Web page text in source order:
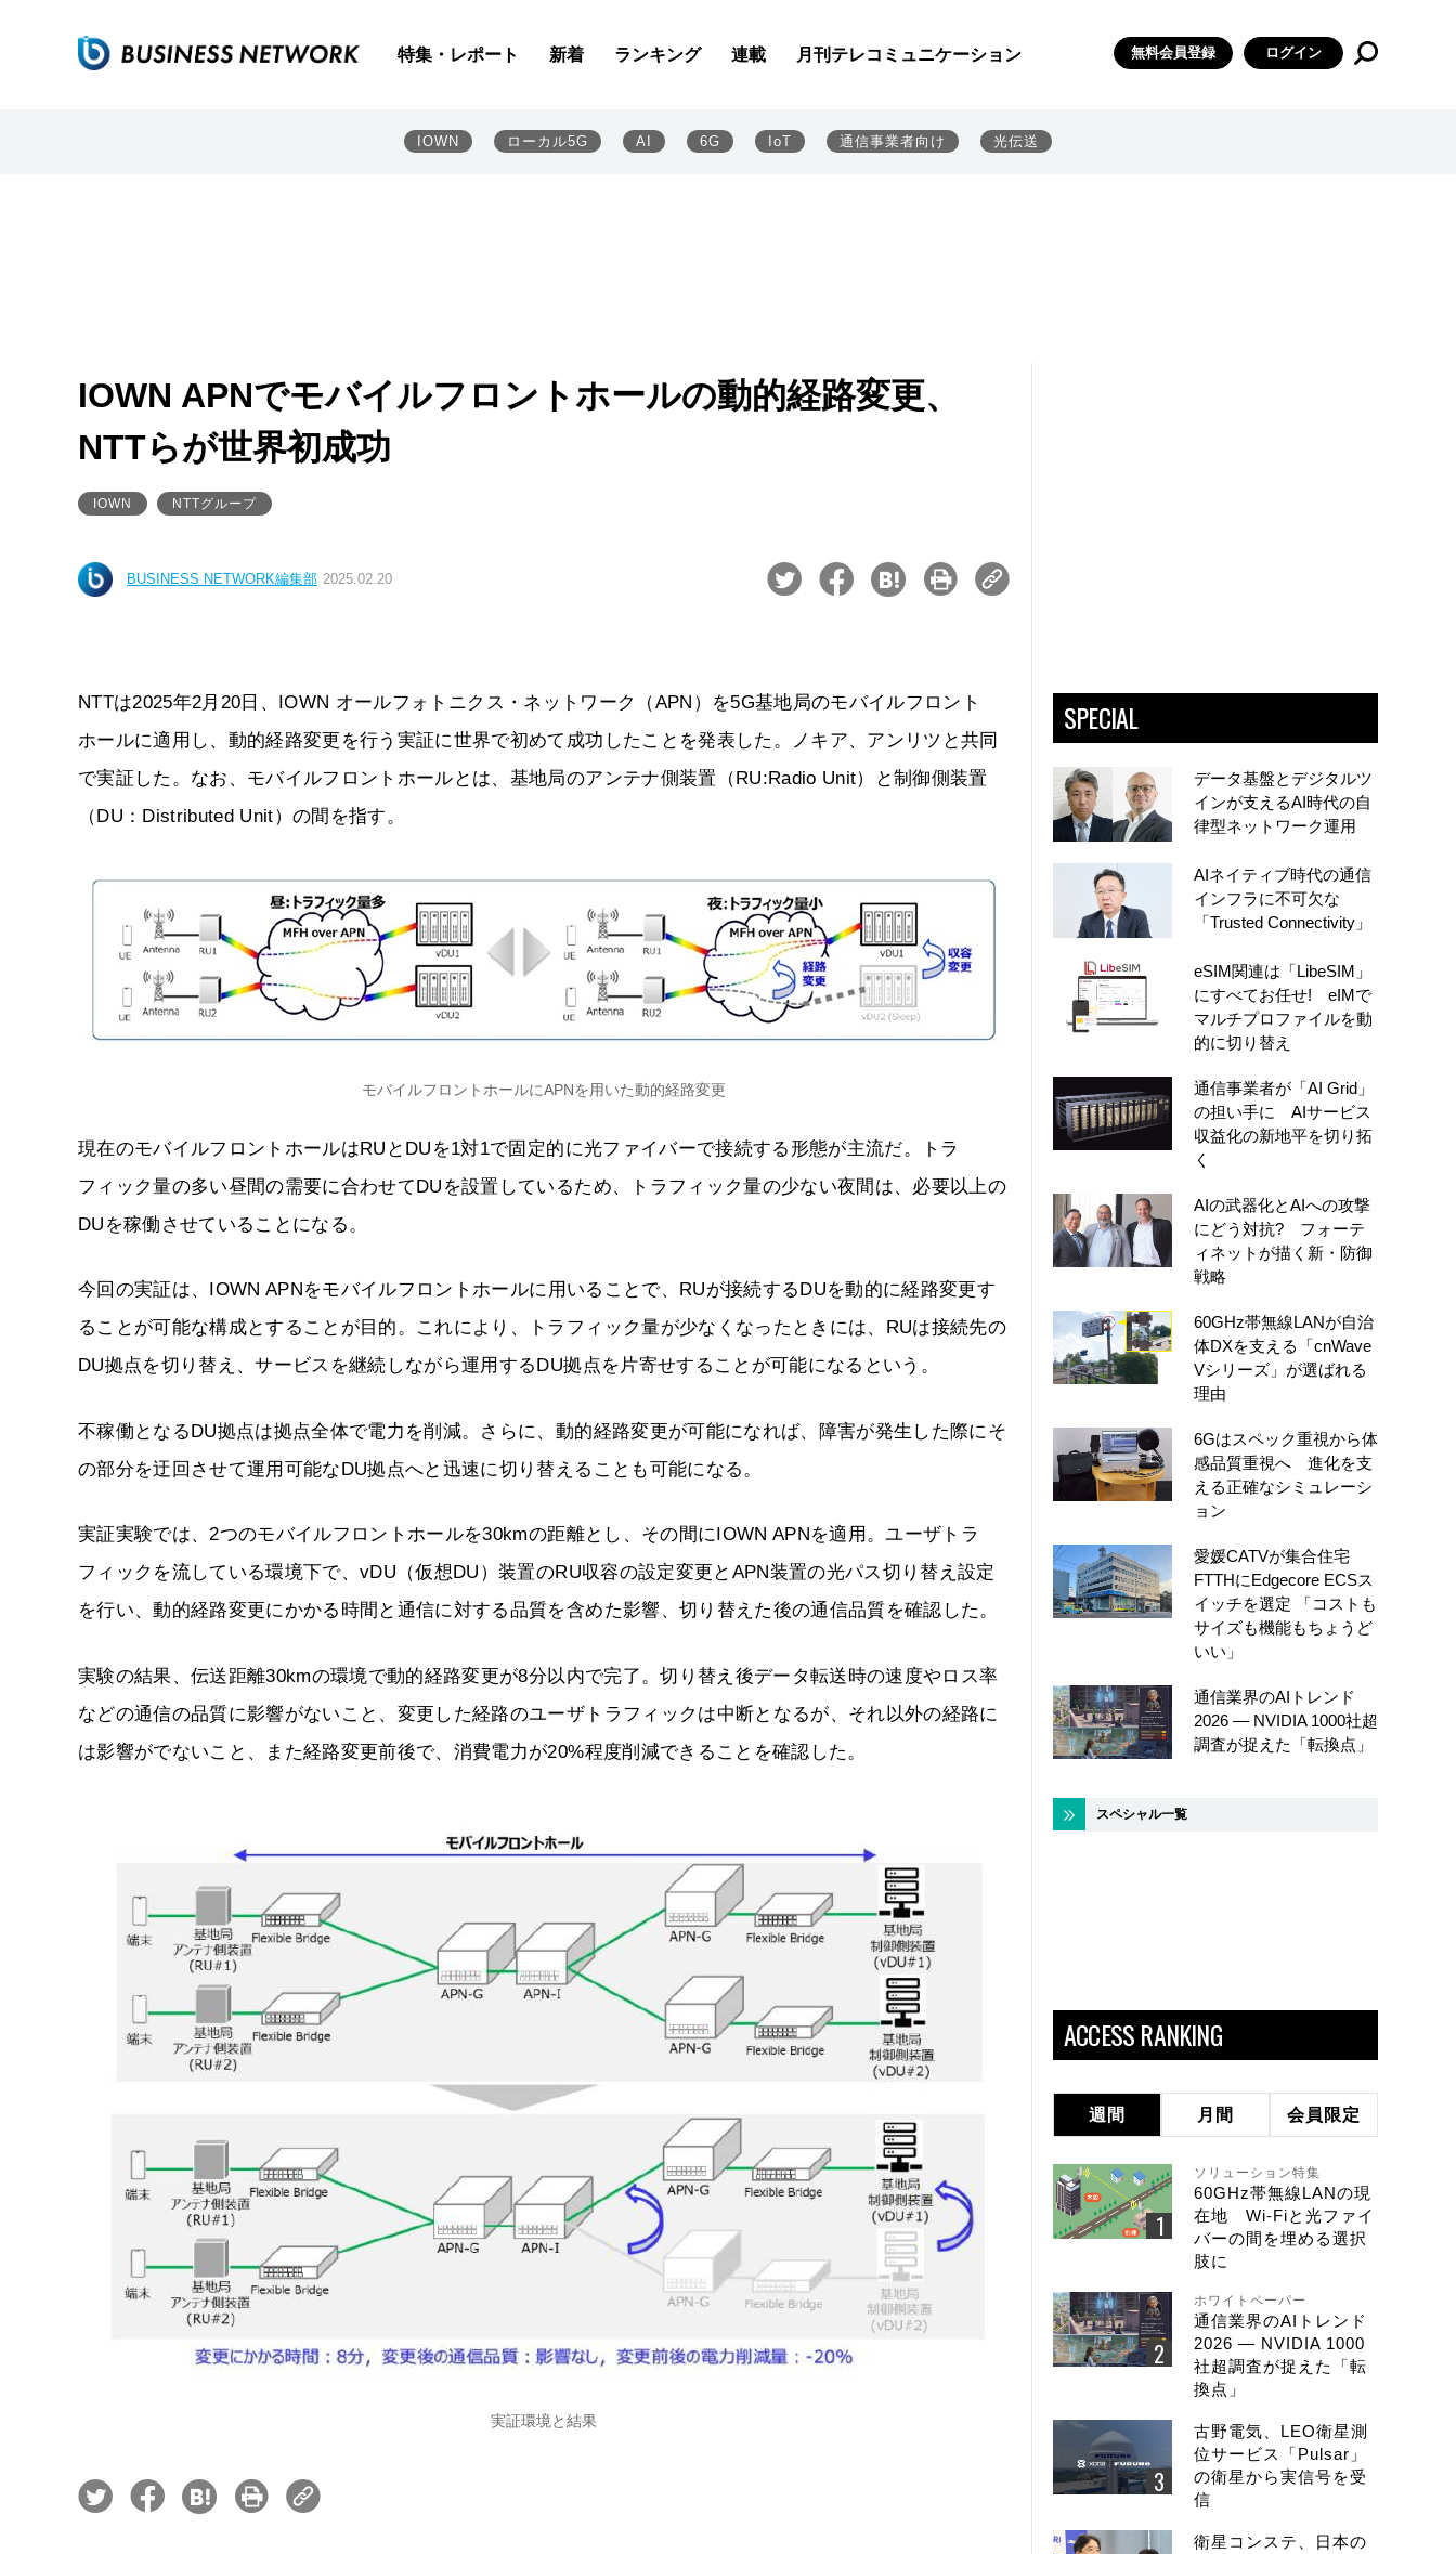
特集・レポート 新着 ランキング 連載 月刊テレコミュニケーション 無料会員登録 ログイン
IOWN ローカル5G AI 6G IoT 通信事業者向け 光伝送
IOWN APNでモバイルフロントホールの動的経路変更、
NTTらが世界初成功
IOWN NTTグループ
BUSINESS NETWORK編集部 2025.02.20
NTTは2025年2月20日、IOWN オールフォトニクス・ネットワーク（APN）を5G基地局のモバイルフロント
ホールに適用し、動的経路変更を行う実証に世界で初めて成功したことを発表した。ノキア、アンリツと共同
で実証した。なお、モバイルフロントホールとは、基地局のアンテナ側装置（RU:Radio Unit）と制御側装置
（DU：Distributed Unit）の間を指す。
モバイルフロントホールにAPNを用いた動的経路変更
現在のモバイルフロントホールはRUとDUを1対1で固定的に光ファイバーで接続する形態が主流だ。トラ
フィック量の多い昼間の需要に合わせてDUを設置しているため、トラフィック量の少ない夜間は、必要以上の
DUを稼働させていることになる。
今回の実証は、IOWN APNをモバイルフロントホールに用いることで、RUが接続するDUを動的に経路変更す
ることが可能な構成とすることが目的。これにより、トラフィック量が少なくなったときには、RUは接続先の
DU拠点を切り替え、サービスを継続しながら運用するDU拠点を片寄せすることが可能になるという。
不稼働となるDU拠点は拠点全体で電力を削減。さらに、動的経路変更が可能になれば、障害が発生した際にそ
の部分を迂回させて運用可能なDU拠点へと迅速に切り替えることも可能になる。
実証実験では、2つのモバイルフロントホールを30kmの距離とし、その間にIOWN APNを適用。ユーザトラ
フィックを流している環境下で、vDU（仮想DU）装置のRU収容の設定変更とAPN装置の光パス切り替え設定
を行い、動的経路変更にかかる時間と通信に対する品質を含めた影響、切り替えた後の通信品質を確認した。
実験の結果、伝送距離30kmの環境で動的経路変更が8分以内で完了。切り替え後データ転送時の速度やロス率
などの通信の品質に影響がないこと、変更した経路のユーザトラフィックは中断となるが、それ以外の経路に
は影響がでないこと、また経路変更前後で、消費電力が20%程度削減できることを確認した。
実証環境と結果
SPECIAL
データ基盤とデジタルツ
インが支えるAI時代の自
律型ネットワーク運用
AIネイティブ時代の通信
インフラに不可欠な
「Trusted Connectivity」
eSIM関連は「LibeSIM」
にすべてお任せ! eIMで
マルチプロファイルを動
的に切り替え
通信事業者が「AI Grid」
の担い手に AIサービス
収益化の新地平を切り拓
く
AIの武器化とAIへの攻撃
にどう対抗? フォーテ
ィネットが描く新・防御
戦略
60GHz帯無線LANが自治
体DXを支える「cnWave
Vシリーズ」が選ばれる
理由
6Gはスペック重視から体
感品質重視へ 進化を支
える正確なシミュレーシ
ョン
愛媛CATVが集合住宅
FTTHにEdgecore ECSス
イッチを選定 「コストも
サイズも機能もちょうど
いい」
通信業界のAIトレンド
2026 ― NVIDIA 1000社超
調査が捉えた「転換点」
スペシャル一覧
ACCESS RANKING
週間 月間 会員限定
ソリューション特集
60GHz帯無線LANの現
在地 Wi-Fiと光ファイ
バーの間を埋める選択
肢に
ホワイトペーパー
通信業界のAIトレンド
2026 ― NVIDIA 1000
社超調査が捉えた「転
換点」
古野電気、LEO衛星測
位サービス「Pulsar」
の衛星から実信号を受
信
衛星コンステ、日本の